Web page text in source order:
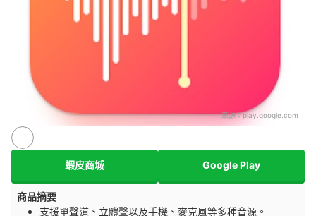
來源：play.google.com
蝦皮商城 Google Play
商品摘要
支援單聲道、立體聲以及手機、麥克風等多種音源。